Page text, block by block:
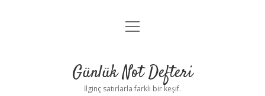
Anasayfa
Yasal Uyarı
menüyü
Günlük Not Defteri
İlginç satırlarla farklı bir keşif.